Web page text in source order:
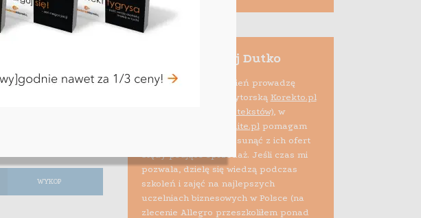
WYKOP
Maciej Dutko
Na co dzień prowadzę
firmę edytorską Korekto.pl
(korekta tekstów), w
Audite.plpomagam
też e-sprzedawcom usunąć z ich ofert
błędy psujące sprzedaż. Jeśli czas mi
pozwala, dzielę się wiedzą podczas
szkoleń i zajęć na najlepszych
uczelniach biznesowych w Polsce (na
zlecenie Allegro przeszkoliłem ponad